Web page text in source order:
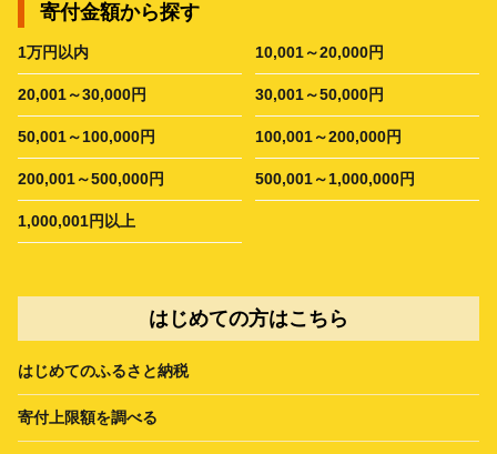
寄付金額から探す
1万円以内 10,001～20,000円
20,001～30,000円 30,001～50,000円
50,001～100,000円 100,001～200,000円
200,001～500,000円 500,001～1,000,000円
1,000,001円以上
はじめての方はこちら
はじめてのふるさと納税
寄付上限額を調べる